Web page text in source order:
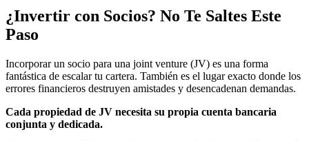
¿Invertir con Socios? No Te Saltes Este
Paso
Incorporar un socio para una joint venture (JV) es una forma
fantástica de escalar tu cartera. También es el lugar exacto donde los
errores financieros destruyen amistades y desencadenan demandas.
Cada propiedad de JV necesita su propia cuenta bancaria
conjunta y dedicada.